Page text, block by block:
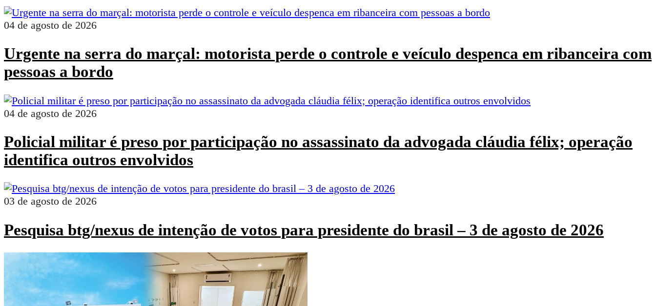
04 de agosto de 2026
Urgente na serra do marçal: motorista perde o controle e veículo despenca em ribanceira com
pessoas a bordo
04 de agosto de 2026
Policial militar é preso por participação no assassinato da advogada cláudia félix; operação
identifica outros envolvidos
03 de agosto de 2026
Pesquisa btg/nexus de intenção de votos para presidente do brasil – 3 de agosto de 2026